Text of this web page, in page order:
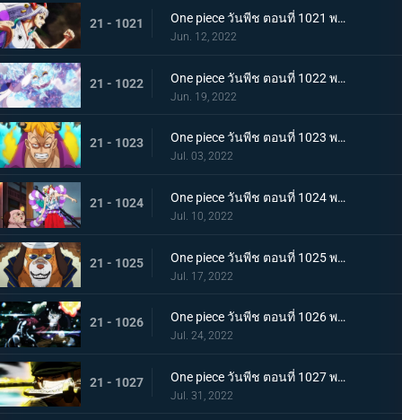
21 - 1021 One piece วันพีช ตอนที่ 1021 พากย์ไทย สแพงค์แสนรุนแรง! ปัญหาเรื่องผู้หญิงของซันจิ
Jun. 12, 2022
21 - 1022 One piece วันพีช ตอนที่ 1022 พากย์ไทย ไม่นึกเสียใจ ลูฟี่กับลูกพี่สายสัมพันธ์ศิษย์อาจารย์
Jun. 19, 2022
21 - 1023 One piece วันพีช ตอนที่ 1023 พากย์ไทย เตรียมพร้อมเรียบร้อย! ช็อปเปอร์เฟจเนบูไลเซอร์
Jul. 03, 2022
21 - 1024 One piece วันพีช ตอนที่ 1024 พากย์ไทย โอเด้งปรากฏตัว! จิตใจของปลอกดาบแดงหวั่นไหว
Jul. 10, 2022
21 - 1025 One piece วันพีช ตอนที่ 1025 พากย์ไทย รุ่นที่เลวร้ายที่สุดพินาศสิ้น! ท่าใหญ่ของสี่จักรพรรดิ
Jul. 17, 2022
21 - 1026 One piece วันพีช ตอนที่ 1026 พากย์ไทย ซุปเปอร์โนวาโต้กลับแผนแยก 4 จักรพรรดิ
Jul. 24, 2022
21 - 1027 One piece วันพีช ตอนที่ 1027 พากย์ไทย ปกป้องลูฟี่ไว้! วิชาดาบของโซโลกับลอว์
Jul. 31, 2022